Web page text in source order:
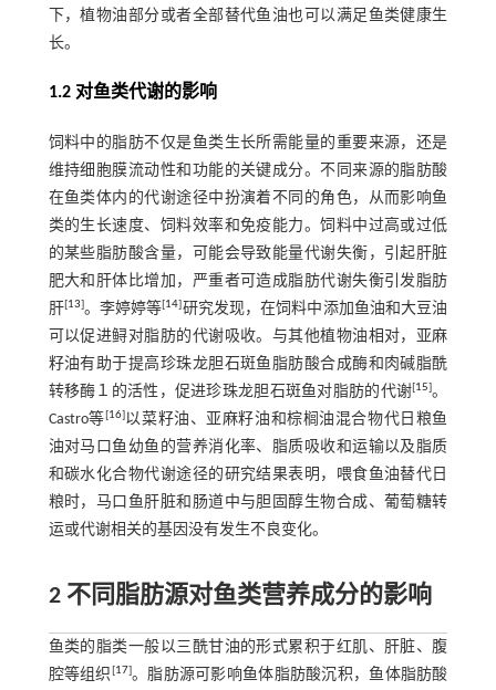
下，植物油部分或者全部替代鱼油也可以满足鱼类健康生
长。
1.2 对鱼类代谢的影响
饲料中的脂肪不仅是鱼类生长所需能量的重要来源，还是
维持细胞膜流动性和功能的关键成分。不同来源的脂肪酸
在鱼类体内的代谢途径中扮演着不同的角色，从而影响鱼
类的生长速度、饲料效率和免疫能力。饲料中过高或过低
的某些脂肪酸含量，可能会导致能量代谢失衡，引起肝脏
肥大和肝体比增加，严重者可造成脂肪代谢失衡引发脂肪
肝[13]。李婷婷等[14]研究发现，在饲料中添加鱼油和大豆油
可以促进鲟对脂肪的代谢吸收。与其他植物油相对，亚麻
籽油有助于提高珍珠龙胆石斑鱼脂肪酸合成酶和肉碱脂酰
转移酶１的活性，促进珍珠龙胆石斑鱼对脂肪的代谢[15]。
Castro等[16]以菜籽油、亚麻籽油和棕榈油混合物代日粮鱼
油对马口鱼幼鱼的营养消化率、脂质吸收和运输以及脂质
和碳水化合物代谢途径的研究结果表明，喂食鱼油替代日
粮时，马口鱼肝脏和肠道中与胆固醇生物合成、葡萄糖转
运或代谢相关的基因没有发生不良变化。
2 不同脂肪源对鱼类营养成分的影响
鱼类的脂类一般以三酰甘油的形式累积于红肌、肝脏、腹
腔等组织 [17]。脂肪源可影响鱼体脂肪酸沉积，鱼体脂肪酸